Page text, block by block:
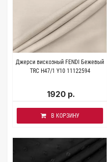
Джерси вискозный FENDI Бежевый
TRC H47/1 Y10 11122594
1920 р.
В КОРЗИНУ